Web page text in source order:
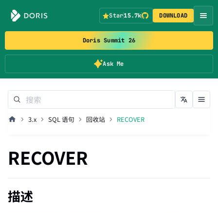
Doris Summit 26
Ask Me
Star15.7k DOWNLOAD
3.x SQL 语句 回收站 RECOVER
RECOVER
描述